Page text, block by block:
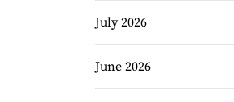
July 2026
June 2026